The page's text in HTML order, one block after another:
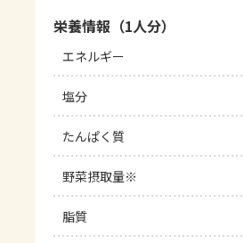
栄養情報（1人分）
エネルギー
塩分
たんぱく質
野菜摂取量※
脂質